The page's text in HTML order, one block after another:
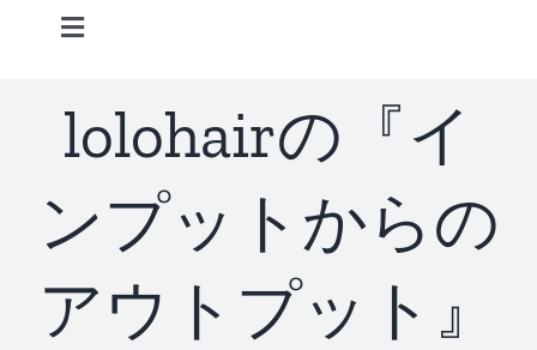
Toggle
STAFF
CONCEPT
lolohairの『イ
ンプットからの
アウトプット』